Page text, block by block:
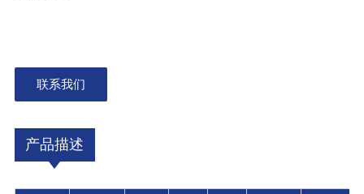
联系我们
产品描述